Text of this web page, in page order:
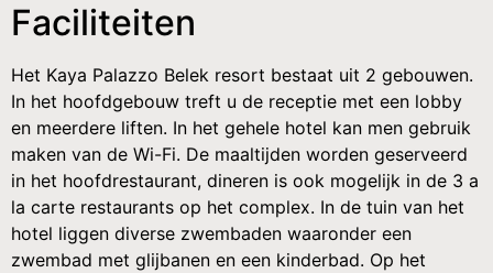
Faciliteiten
Het Kaya Palazzo Belek resort bestaat uit 2 gebouwen.
In het hoofdgebouw treft u de receptie met een lobby
en meerdere liften. In het gehele hotel kan men gebruik
maken van de Wi-Fi. De maaltijden worden geserveerd
in het hoofdrestaurant, dineren is ook mogelijk in de 3 a
la carte restaurants op het complex. In de tuin van het
hotel liggen diverse zwembaden waaronder een
zwembad met glijbanen en een kinderbad. Op het